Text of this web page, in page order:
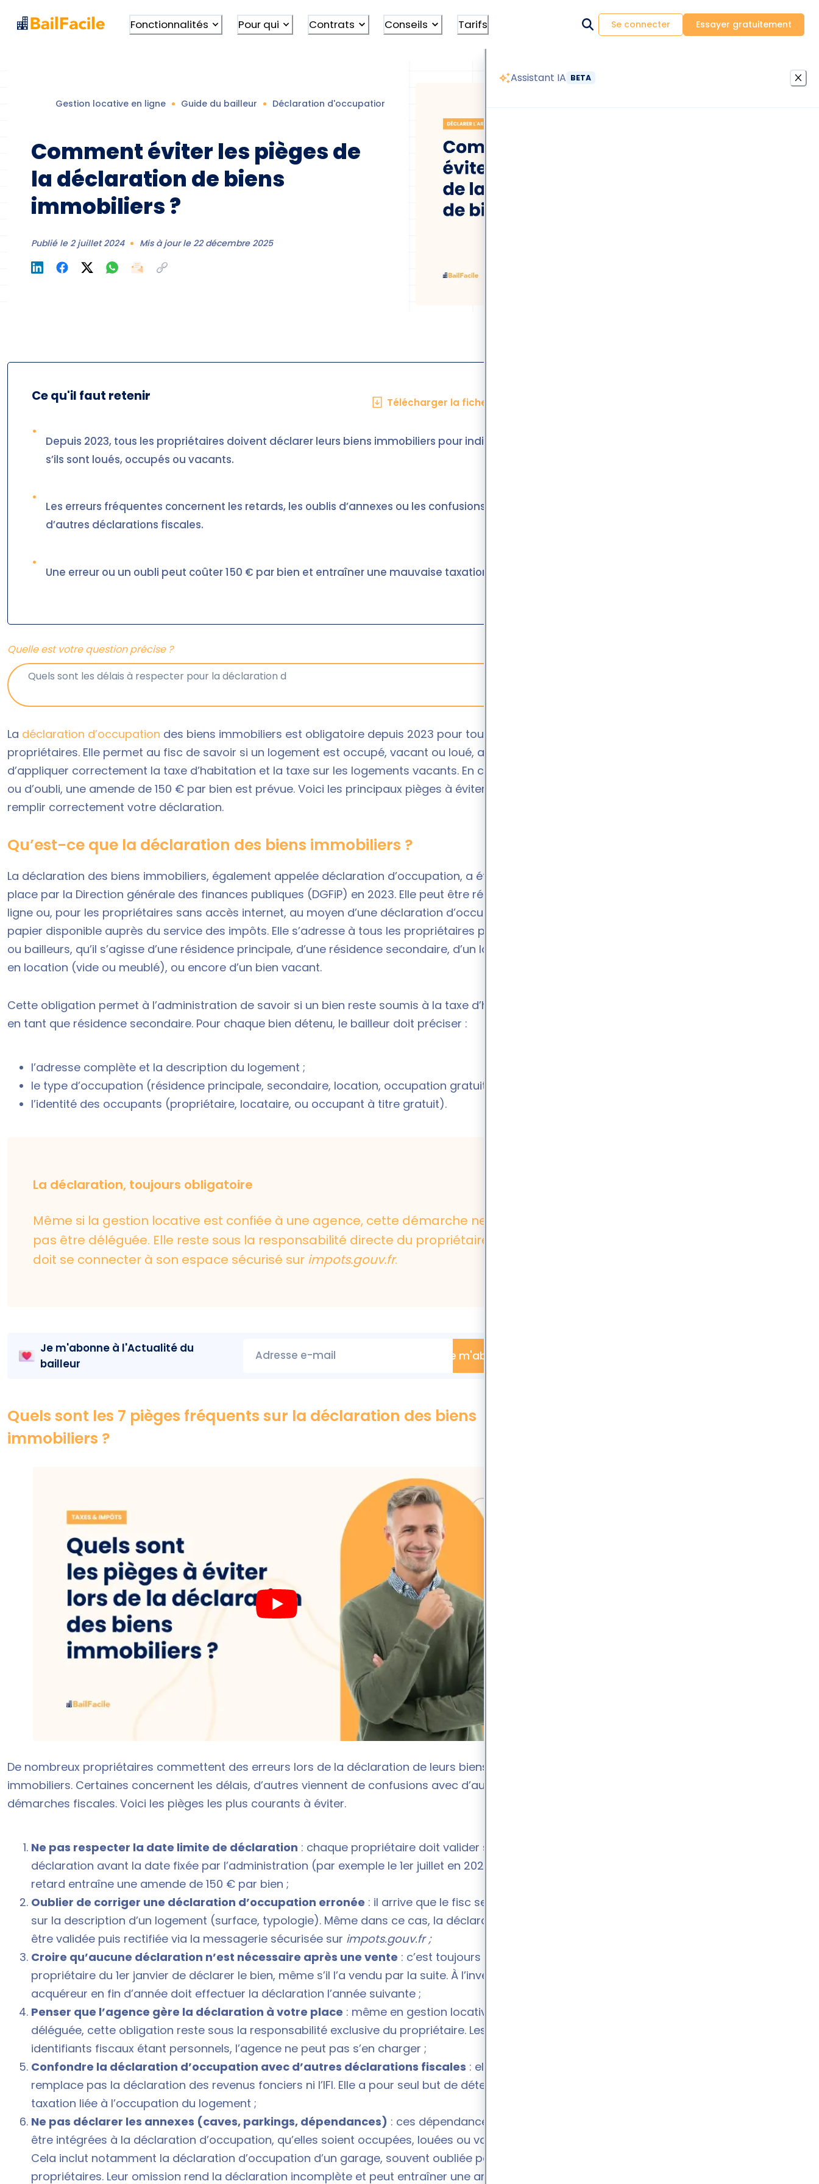
Assistant IA BETA
Fonctionnalités Pour qui Contrats Conseils Tarifs Se connecter Essayer gratuitement
Gestion locative en ligne Guide du bailleur Déclaration d'occupation
Comment éviter les pièges de
la déclaration de biens
immobiliers ?
Publié le 2 juillet 2024 Mis à jour le 22 décembre 2025
Ce qu'il faut retenir
•
Depuis 2023, tous les propriétaires doivent déclarer leurs biens immobiliers pour indiquer
s’ils sont loués, occupés ou vacants.
•
Les erreurs fréquentes concernent les retards, les oublis d’annexes ou les confusions avec
d’autres déclarations fiscales.
•
Une erreur ou un oubli peut coûter 150 € par bien et entraîner une mauvaise taxation.
Télécharger la fiche en PDF
Quelle est votre question précise ?
La déclaration d’occupation des biens immobiliers est obligatoire depuis 2023 pour tous les
propriétaires. Elle permet au fisc de savoir si un logement est occupé, vacant ou loué, afin
d’appliquer correctement la taxe d’habitation et la taxe sur les logements vacants. En cas d’erreur
ou d’oubli, une amende de 150 € par bien est prévue. Voici les principaux pièges à éviter pour
remplir correctement votre déclaration.
Qu’est-ce que la déclaration des biens immobiliers ?
La déclaration des biens immobiliers, également appelée déclaration d’occupation, a été mise en
place par la Direction générale des finances publiques (DGFiP) en 2023. Elle peut être réalisée en
ligne ou, pour les propriétaires sans accès internet, au moyen d’une déclaration d’occupation
papier disponible auprès du service des impôts. Elle s’adresse à tous les propriétaires particuliers
ou bailleurs, qu’il s’agisse d’une résidence principale, d’une résidence secondaire, d’un logement
en location (vide ou meublé), ou encore d’un bien vacant.
Cette obligation permet à l’administration de savoir si un bien reste soumis à la taxe d’habitation
en tant que résidence secondaire. Pour chaque bien détenu, le bailleur doit préciser :
l’adresse complète et la description du logement ;
le type d’occupation (résidence principale, secondaire, location, occupation gratuite) ;
l’identité des occupants (propriétaire, locataire, ou occupant à titre gratuit).
La déclaration, toujours obligatoire
Même si la gestion locative est confiée à une agence, cette démarche ne peut
pas être déléguée. Elle reste sous la responsabilité directe du propriétaire, qui
doit se connecter à son espace sécurisé sur impots.gouv.fr.
Je m'abonne à l'Actualité du
bailleur
Adresse e-mail Je m'abonne
Quels sont les 7 pièges fréquents sur la déclaration des biens
immobiliers ?
De nombreux propriétaires commettent des erreurs lors de la déclaration de leurs biens
immobiliers. Certaines concernent les délais, d’autres viennent de confusions avec d’autres
démarches fiscales. Voici les pièges les plus courants à éviter.
Ne pas respecter la date limite de déclaration : chaque propriétaire doit valider sa
déclaration avant la date fixée par l’administration (par exemple le 1er juillet en 2024). Tout
retard entraîne une amende de 150 € par bien ;
Oublier de corriger une déclaration d’occupation erronée : il arrive que le fisc se trompe
sur la description d’un logement (surface, typologie). Même dans ce cas, la déclaration doit
être validée puis rectifiée via la messagerie sécurisée sur impots.gouv.fr ;
Croire qu’aucune déclaration n’est nécessaire après une vente : c’est toujours au
propriétaire du 1er janvier de déclarer le bien, même s’il l’a vendu par la suite. À l’inverse, un
acquéreur en fin d’année doit effectuer la déclaration l’année suivante ;
Penser que l’agence gère la déclaration à votre place : même en gestion locative
déléguée, cette obligation reste sous la responsabilité exclusive du propriétaire. Les
identifiants fiscaux étant personnels, l’agence ne peut pas s’en charger ;
Confondre la déclaration d’occupation avec d’autres déclarations fiscales : elle ne
remplace pas la déclaration des revenus fonciers ni l’IFI. Elle a pour seul but de déterminer la
taxation liée à l’occupation du logement ;
Ne pas déclarer les annexes (caves, parkings, dépendances) : ces dépendances doivent
être intégrées à la déclaration d’occupation, qu’elles soient occupées, louées ou vacantes.
Cela inclut notamment la déclaration d’occupation d’un garage, souvent oubliée par les
propriétaires. Leur omission rend la déclaration incomplète et peut entraîner une amende ;